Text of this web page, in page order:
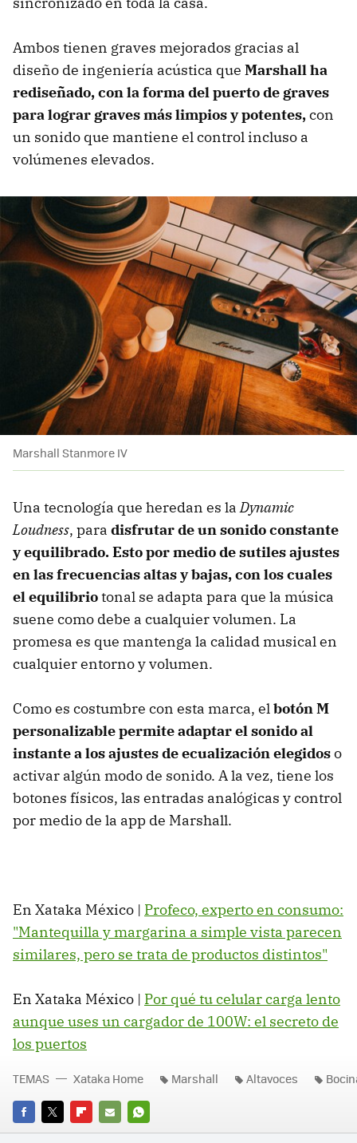
Ambos tienen graves mejorados gracias al
diseño de ingeniería acústica que Marshall ha
rediseñado, con la forma del puerto de graves
para lograr gravesmás limpios y potentes,con
un sonido que mantiene el control incluso a
volúmenes elevados.
Marshall Stanmore IV
Una tecnología que heredan es laDynamic
Loudness, para disfrutar de un sonido constante
y equilibrado. Esto por medio desutilesajustes
en las frecuencias altas y bajas, conloscuales
el equilibriotonal se adapta para que la música
suene como debe a cualquier volumen. La
promesa es que mantenga la calidad musical en
cualquier entorno y volumen.
Como es costumbre con esta marca, elbotón M
personalizablepermiteadaptar el sonido al
instante a los ajustes de ecualización elegidoso
activar algún modo de sonido. A la vez, tiene los
botones físicos, las entradas analógicas y control
por medio de la app de Marshall.
En Xataka México | Profeco, experto en consumo:
"Mantequilla y margarina a simple vista parecen
similares, pero se trata de productos distintos"
En Xataka México | Por qué tu celular carga lento
aunque uses un cargador de 100W: el secreto de
los puertos
FACEBOOK
TWITTERFLIPBOARD
E-
WHATSAPP
TEMAS Xataka Home Marshall Altavoces